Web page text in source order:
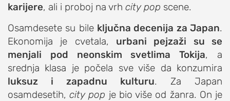
karijere, ali i proboj na vrh city pop scene.
Osamdesete su bile ključna decenija za Japan.
Ekonomija je cvetala, urbani pejzaži su se
menjali pod neonskim svetlima Tokija, a
srednja klasa je počela sve više da konzumira
luksuz i zapadnu kulturu. Za Japan
osamdesetih,city pop je bio više od žanra. On je